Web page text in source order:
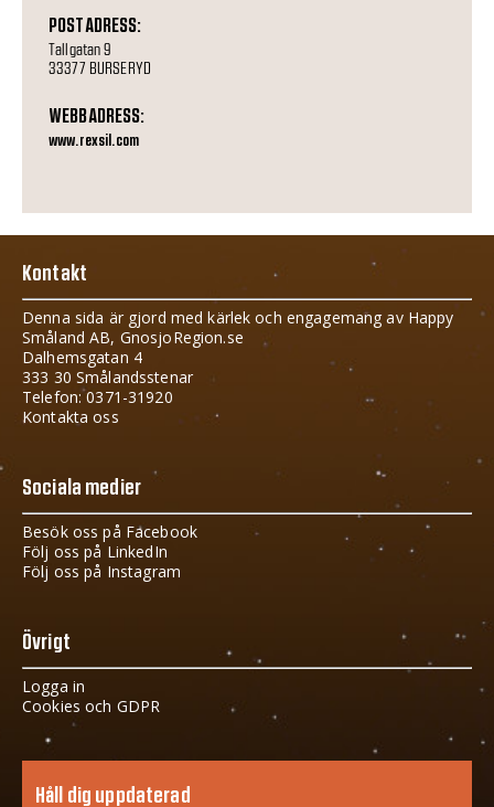
POSTADRESS:
Tallgatan 9
33377 BURSERYD
WEBBADRESS:
www.rexsil.com
Kontakt
Denna sida är gjord med kärlek och engagemang av Happy
Småland AB, GnosjoRegion.se
Dalhemsgatan 4
333 30 Smålandsstenar
Telefon: 0371-31920
Kontakta oss
Sociala medier
Besök oss på Facebook
Följ oss på LinkedIn
Följ oss på Instagram
Övrigt
Logga in
Cookies och GDPR
Håll dig uppdaterad